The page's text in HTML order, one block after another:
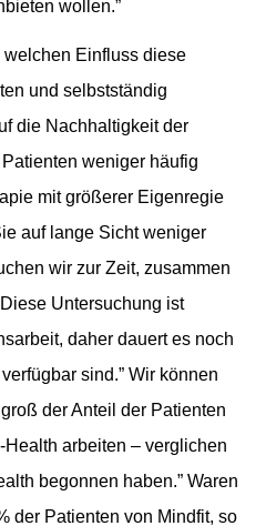
wollen.”
Einfluss diese
und selbstständig
die Nachhaltigkeit der
weniger häufig
mit größerer Eigenregie
auf lange Sicht weniger
wir zur Zeit, zusammen
Untersuchung ist
daher dauert es noch
sind.” Wir können
der Anteil der Patienten
arbeiten – verglichen
begonnen haben.” Waren
der Patienten von Mindfit, so